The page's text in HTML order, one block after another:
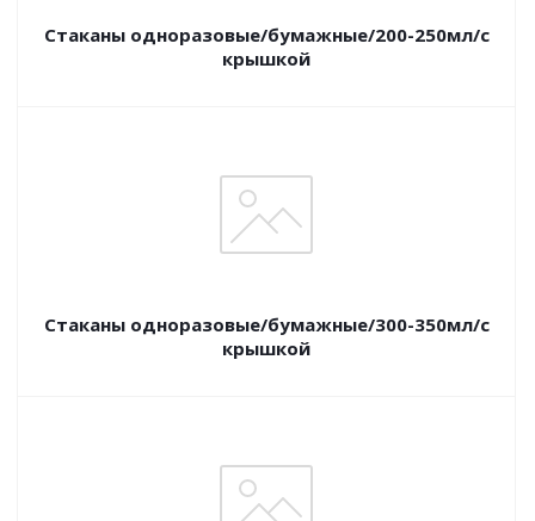
Стаканы одноразовые/бумажные/200-250мл/с
крышкой
Стаканы одноразовые/бумажные/300-350мл/с
крышкой